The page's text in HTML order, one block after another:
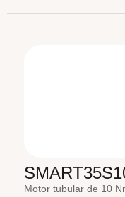
Motor tubular de 10